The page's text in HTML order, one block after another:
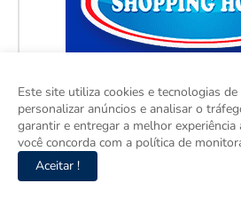
Este site utiliza cookies e tecnologias
personalizar anúncios e analisar o
garantir e entregar a melhor experiência
você concorda com a política de
Aceitar !